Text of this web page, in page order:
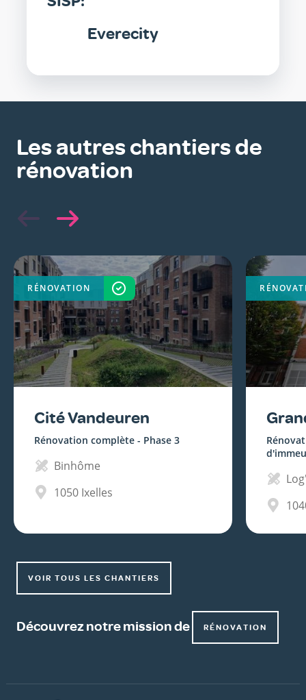
Everecity
Les autres chantiers de
rénovation
Cité Vandeuren
Rénovation complète - Phase 3
Binhôme
1050 Ixelles
RÉNOVATION TERMINÉ
VOIR TOUS LES CHANTIERS
Découvrez notre mission de RÉNOVATION